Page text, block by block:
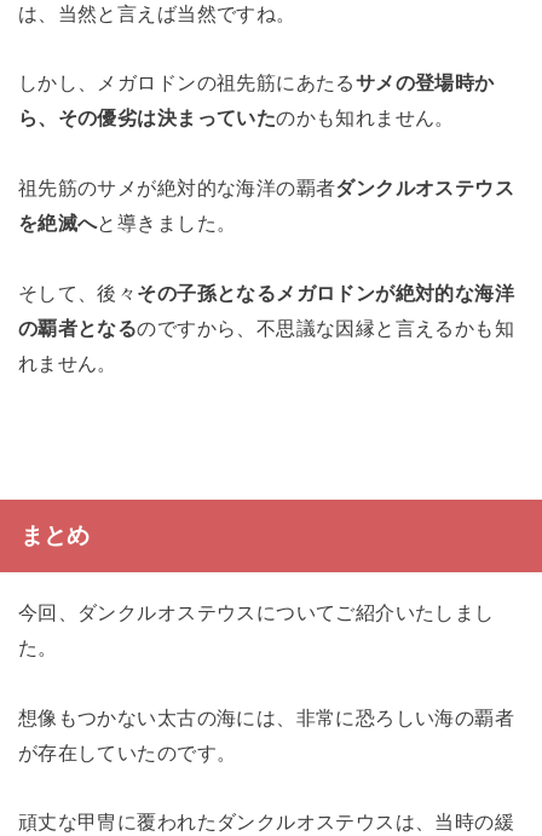
は、当然と言えば当然ですね。
しかし、メガロドンの祖先筋にあたるサメの登場時か
ら、その優劣は決まっていたのかも知れません。
祖先筋のサメが絶対的な海洋の覇者ダンクルオステウス
を絶滅へと導きました。
そして、後々 その子孫となるメガロドンが絶対的な海洋
の覇者となるのですから、不思議な因縁と言えるかも知
れません。
まとめ
今回、ダンクルオステウスについてご紹介いたしまし
た。
想像もつかない太古の海には、非常に恐ろしい海の覇者
が存在していたのです。
頑丈な甲冑に覆われたダンクルオステウスは、当時の緩